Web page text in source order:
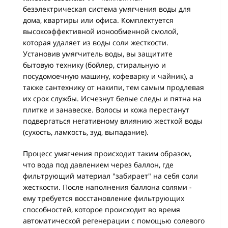
безэлектрическая система умягчения воды для
дома, квартиры или офиса. Комплектуется
высокоэффективной ионообменной смолой,
которая удаляет из воды соли жесткости.
Установив умягчитель воды, вы защитите
бытовую технику (бойлер, стиральную и
посудомоечную машину, кофеварку и чайник), а
также сантехнику от накипи, тем самым продлевая
их срок службы. Исчезнут белые следы и пятна на
плитке и занавеске. Волосы и кожа перестанут
подвергаться негативному влиянию жесткой воды
(сухость, ламкость, зуд, выпадание).
Процесс умягчения происходит таким образом,
что вода под давлением через баллон, где
фильтрующий материал "забирает" на себя соли
жесткости. После наполнения баллона солями -
ему требуется восстановление фильтрующих
способностей, которое происходит во время
автоматической регенерации с помощью солевого